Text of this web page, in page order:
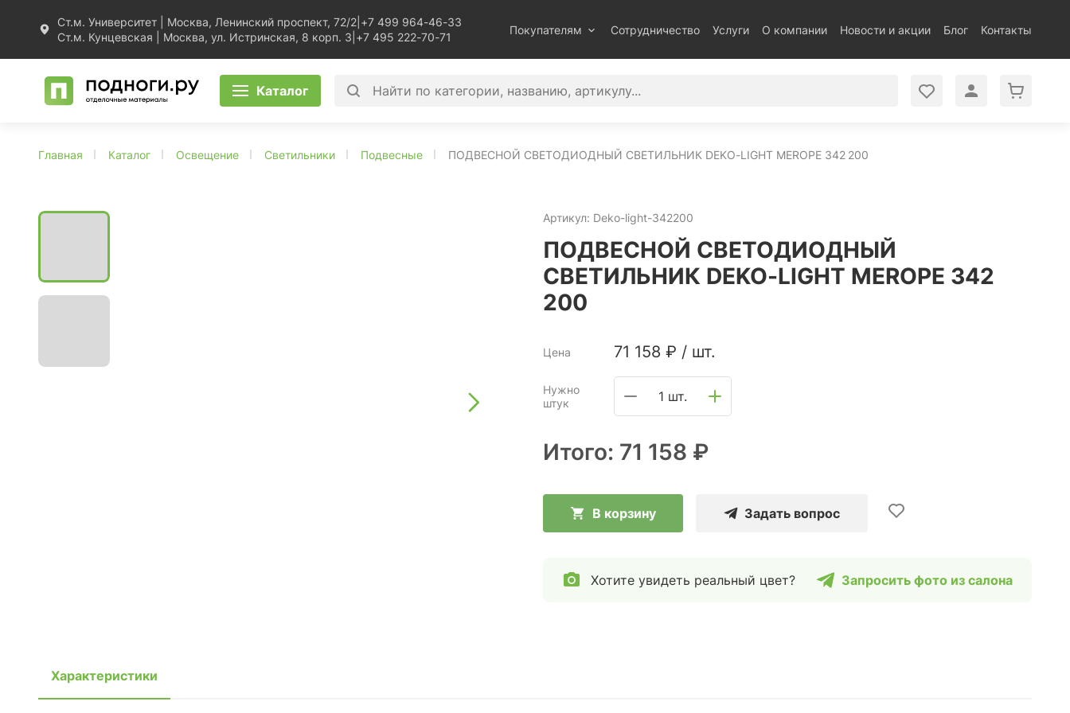
Ст.м. Университет | Москва, Ленинский проспект, 72/2 +7 499 964-46-33
Ст.м. Кунцевская | Москва, ул. Истринская, 8 корп. 3 +7 495 222-70-71
Покупателям Сотрудничество Услуги О компании Новости и акции Блог Контакты
Каталог
Главная Каталог Освещение Светильники Подвесные ПОДВЕСНОЙ СВЕТОДИОДНЫЙ СВЕТИЛЬНИК DEKO-LIGHT MEROPE 342 200
Артикул: Deko-light-342200
ПОДВЕСНОЙ СВЕТОДИОДНЫЙ
СВЕТИЛЬНИК DEKO-LIGHT MEROPE 342
200
Цена 71 158 ₽ / шт.
Нужно
штук
1 шт.
Итого: 71 158 ₽
В корзину Задать вопрос
Хотите увидеть реальный цвет? Запросить фото из салона
Характеристики